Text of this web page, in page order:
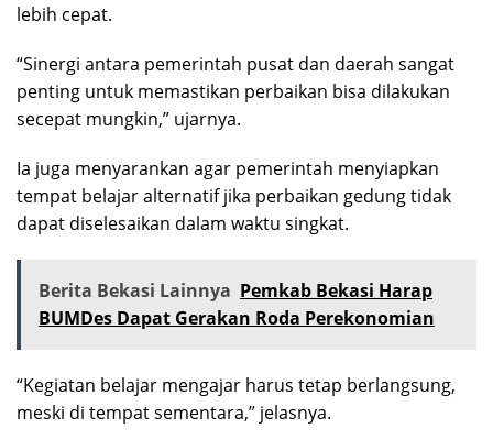
lebih cepat.
“Sinergi antara pemerintah pusat dan daerah sangat
penting untuk memastikan perbaikan bisa dilakukan
secepat mungkin,” ujarnya.
Ia juga menyarankan agar pemerintah menyiapkan
tempat belajar alternatif jika perbaikan gedung tidak
dapat diselesaikan dalam waktu singkat.
Berita Bekasi Lainnya Pemkab Bekasi Harap
BUMDes Dapat Gerakan Roda Perekonomian
“Kegiatan belajar mengajar harus tetap berlangsung,
meski di tempat sementara,” jelasnya.